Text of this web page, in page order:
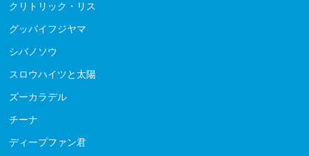
クリトリック・リス
グッバイフジヤマ
シバノソウ
スロウハイツと太陽
ズーカラデル
チーナ
ディープファン君